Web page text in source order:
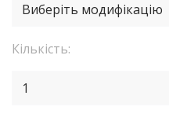
Виберіть модифікацію
Кількість:
1